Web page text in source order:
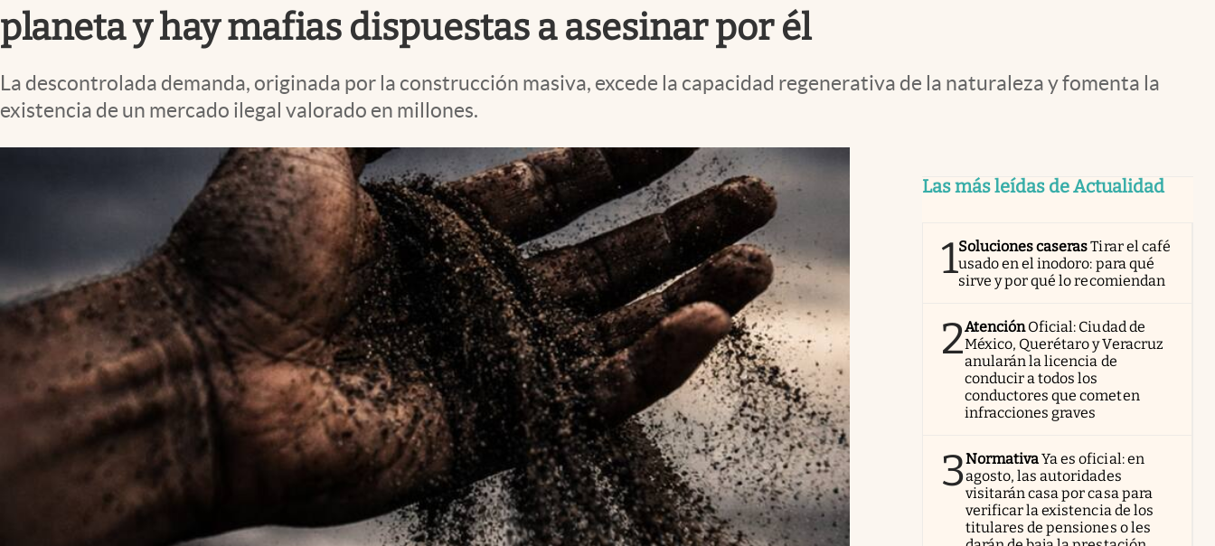
Tv
Espiritualidad
planeta y hay mafias dispuestas a asesinar por él
La descontrolada demanda, originada por la construcción masiva, excede la capacidad regenerativa de la naturaleza y fomenta la
existencia de un mercado ilegal valorado en millones.
Las más leídas de Actualidad
1Soluciones caserasTirar el café
usado en el inodoro: para qué
sirve y por qué lo recomiendan
2AtenciónOficial: Ciudad de
México, Querétaro y Veracruz
anularán la licencia de
conducir a todos los
conductores que cometen
infracciones graves
3NormativaYa es oficial: en
agosto, las autoridades
visitarán casa por casa para
verificar la existencia de los
titulares de pensiones o les